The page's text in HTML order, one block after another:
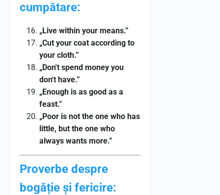
cumpătare:
„Live within your means.”
„Cut your coat according to
your cloth.”
„Don't spend money you
don't have.”
„Enough is as good as a
feast.”
„Poor is not the one who has
little, but the one who
always wants more.”
Proverbe despre
bogăție și fericire: